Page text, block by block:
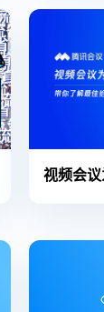
视频会议